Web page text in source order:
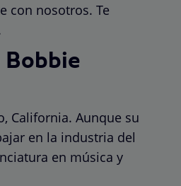
con nosotros. Te
California. Aunque su
en la industria del
en música y